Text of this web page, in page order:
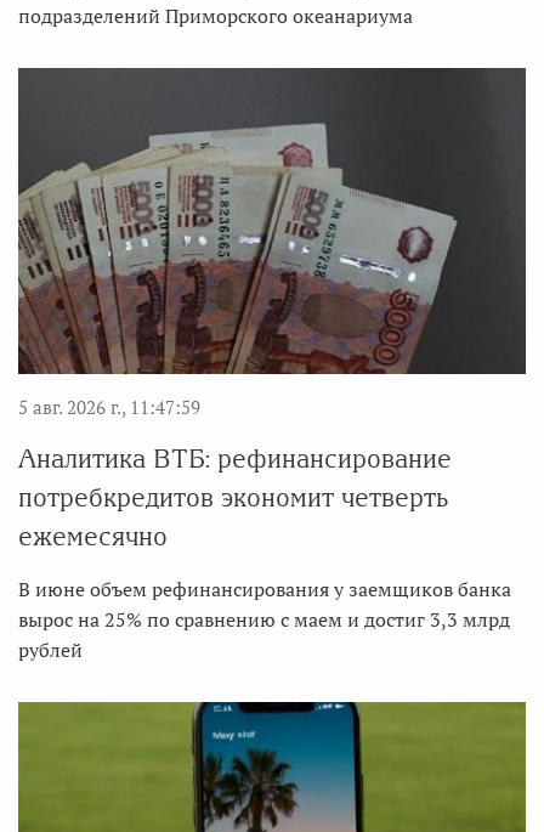
подразделений Приморского океанариума
5 авг. 2026 г., 11:47:59
Аналитика ВТБ: рефинансирование
потребкредитов экономит четверть
ежемесячно
В июне объем рефинансирования у заемщиков банка
вырос на 25% по сравнению с маем и достиг 3,3 млрд
рублей